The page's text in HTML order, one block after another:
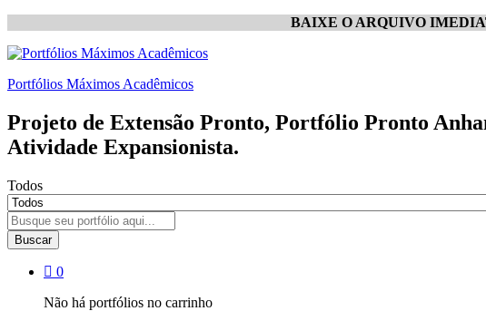
BAIXE O ARQUIVO
Portfólios Máximos Acadêmicos
Projeto de Extensão Pronto, Portfólio Pronto
Atividade Expansionista.
Todos
Buscar
0
Não há portfólios no carrinho